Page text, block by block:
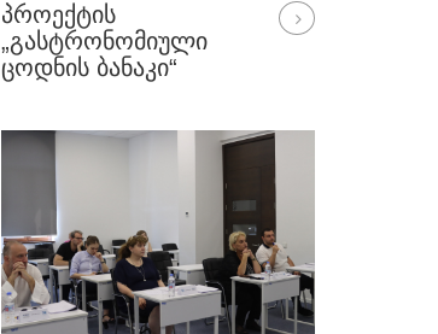
ᲞᲠᲝᲔᲥᲢᲘᲡ
„ᲒᲐᲡᲢᲠᲝᲜᲝᲛᲘᲣᲚᲘ
ᲪᲝᲓᲜᲘᲡ ᲑᲐᲜᲐᲙᲘ“